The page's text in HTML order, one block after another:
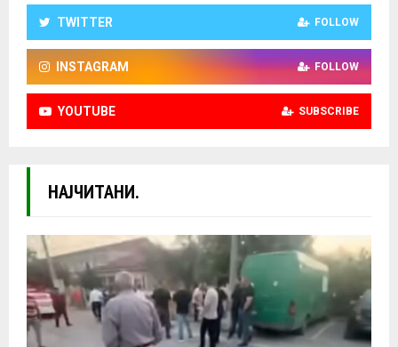
TWITTER FOLLOW
INSTAGRAM FOLLOW
YOUTUBE SUBSCRIBE
НАЈЧИТАНИ.